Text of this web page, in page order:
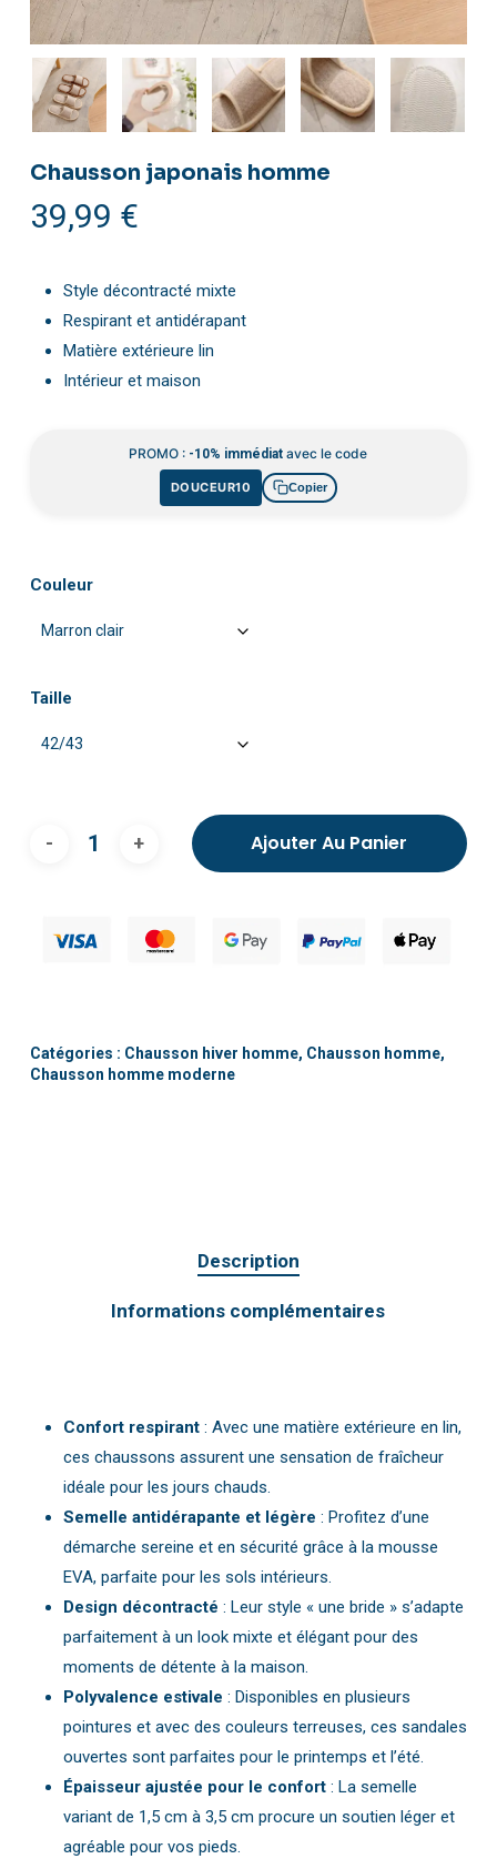
Chausson japonais homme
39,99 €
Style décontracté mixte
Respirant et antidérapant
Matière extérieure lin
Intérieur et maison
PROMO : -10% immédiat avec le code
DOUCEUR10 Copier
Couleur
Taille
Ajouter Au Panier
Catégories : Chausson hiver homme, Chausson homme,
Chausson homme moderne
Description
Informations complémentaires
Confort respirant: Avec une matière extérieure en lin,
ces chaussons assurent une sensation de fraîcheur
idéale pour les jours chauds.
Semelle antidérapante et légère : Profitez d’une
démarche sereine et en sécurité grâce à la mousse
EVA, parfaite pour les sols intérieurs.
Design décontracté : Leur style « une bride » s’adapte
parfaitement à un look mixte et élégant pour des
moments de détente à la maison.
Polyvalence estivale : Disponibles en plusieurs
pointures et avec des couleurs terreuses, ces sandales
ouvertes sont parfaites pour le printemps et l’été.
Épaisseur ajustée pour le confort: La semelle
variant de 1,5 cm à 3,5 cm procure un soutien léger et
agréable pour vos pieds.